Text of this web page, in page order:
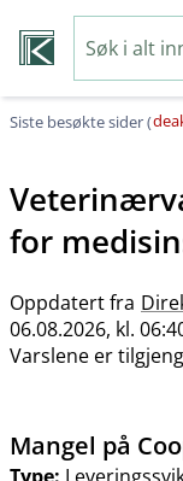
Siste besøkte sider (
for
Oppdatert fra
06.08.2026, kl.
Varslene er
Mangel på